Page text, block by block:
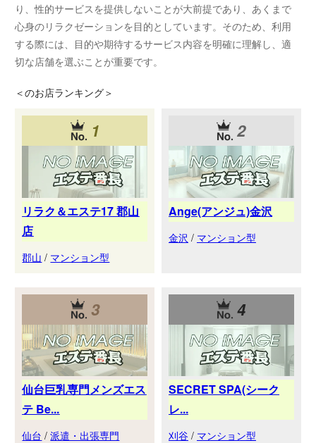
り、性的サービスを提供しないことが大前提であり、あくまで
心身のリラクゼーションを目的としています。そのため、利用
する際には、目的や期待するサービス内容を明確に理解し、適
切な店舗を選ぶことが重要です。
＜のお店ランキング＞
1
リラク＆エステ17 郡山
店
郡山 / マンション型
2
Ange(アンジュ)金沢
金沢 / マンション型
3
仙台巨乳専門メンズエス
テ Be...
仙台 /派遣・出張専門
4
SECRET SPA(シーク
レ...
刈谷 / マンション型